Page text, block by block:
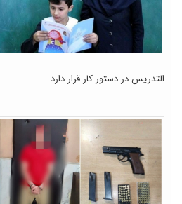
التدریس در دستور کار قرار دارد.